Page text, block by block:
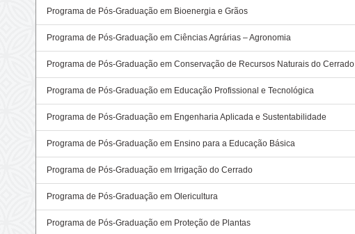
Programa de Pós-Graduação em Bioenergia e Grãos
Programa de Pós-Graduação em Ciências Agrárias – Agronomia
Programa de Pós-Graduação em Conservação de Recursos Naturais do Cerrado
Programa de Pós-Graduação em Educação Profissional e Tecnológica
Programa de Pós-Graduação em Engenharia Aplicada e Sustentabilidade
Programa de Pós-Graduação em Ensino para a Educação Básica
Programa de Pós-Graduação em Irrigação do Cerrado
Programa de Pós-Graduação em Olericultura
Programa de Pós-Graduação em Proteção de Plantas